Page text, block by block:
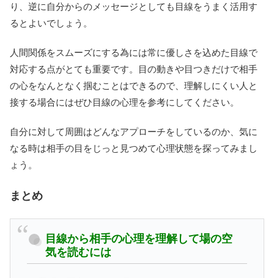
り、逆に自分からのメッセージとしても目線をうまく活用す
るとよいでしょう。
人間関係をスムーズにする為には常に優しさを込めた目線で
対応する点がとても重要です。目の動きや目つきだけで相手
の心をなんとなく掴むことはできるので、理解しにくい人と
接する場合にはぜひ目線の心理を参考にしてください。
自分に対して周囲はどんなアプローチをしているのか、気に
なる時は相手の目をじっと見つめて心理状態を探ってみまし
ょう。
まとめ
目線から相手の心理を理解して場の空
気を読むには